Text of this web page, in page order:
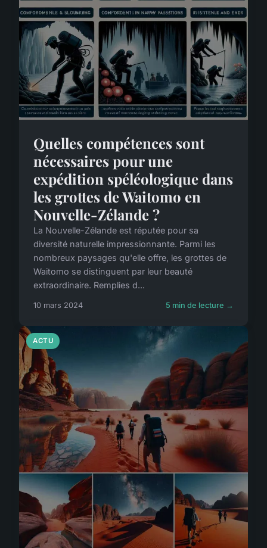
Quelles compétences sont
nécessaires pour une
expédition spéléologique dans
les grottes de Waitomo en
Nouvelle-Zélande ?
La Nouvelle-Zélande est réputée pour sa
diversité naturelle impressionnante. Parmi les
nombreux paysages qu'elle offre, les grottes de
Waitomo se distinguent par leur beauté
extraordinaire. Remplies d...
10 mars 2024 5 min de lecture →
ACTU